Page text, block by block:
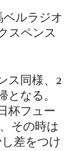
ルラジオ
スペンス
ス同様、2
となる。
杯フュー
その時は
差をつけ